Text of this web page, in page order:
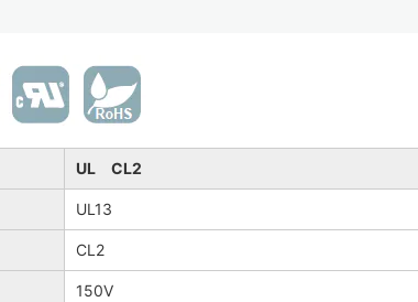
UL CL2
UL13
CL2
150V